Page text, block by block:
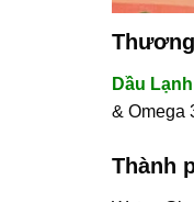
Dầu
& Omega
Thành